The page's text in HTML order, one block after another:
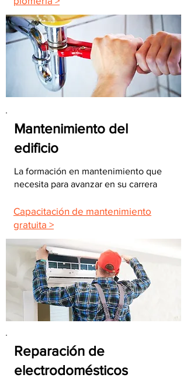
Mantenimiento del
edificio
La formación en mantenimiento que
necesita para avanzar en su carrera
Capacitación de mantenimiento
gratuita >
Reparación de
electrodomésticos